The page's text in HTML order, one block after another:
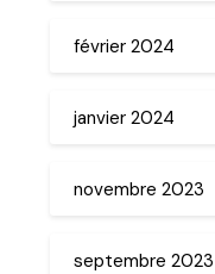
février 2024
janvier 2024
novembre 2023
septembre 2023